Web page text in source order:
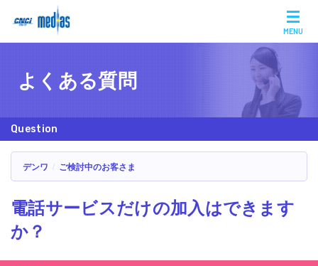
MENU
よくある質問
デンワ ご検討中のお客さま
電話サービスだけの加入はできます
か？